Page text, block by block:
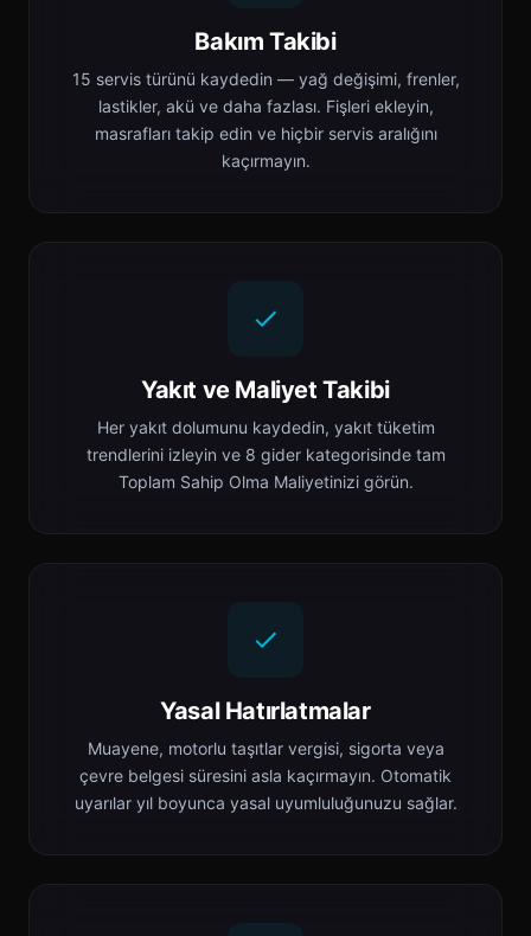
Bakım Takibi
15 servis türünü kaydedin — yağ değişimi, frenler,
lastikler, akü ve daha fazlası. Fişleri ekleyin,
masrafları takip edin ve hiçbir servis aralığını
kaçırmayın.
Yakıt ve Maliyet Takibi
Her yakıt dolumunu kaydedin, yakıt tüketim
trendlerini izleyin ve 8 gider kategorisinde tam
Toplam Sahip Olma Maliyetinizi görün.
Yasal Hatırlatmalar
Muayene, motorlu taşıtlar vergisi, sigorta veya
çevre belgesi süresini asla kaçırmayın. Otomatik
uyarılar yıl boyunca yasal uyumluluğunuzu sağlar.